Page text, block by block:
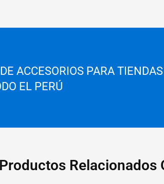
ACCESORIOS PARA TIENDAS
EL PERÚ
Productos Relacionados